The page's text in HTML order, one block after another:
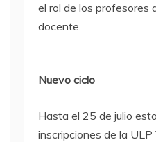
el rol de los profesores
docente.
Nuevo ciclo
Hasta el 25 de julio
inscripciones de la